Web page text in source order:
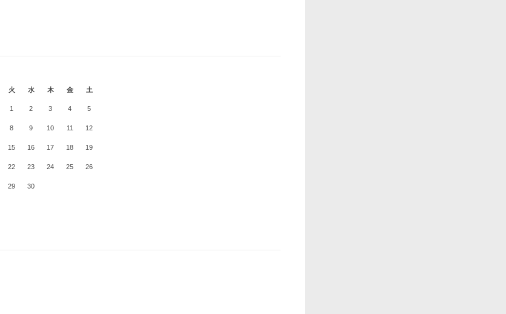
火 水 木 金 土
1 2 3 4 5
8 9 10 11 12
15 16 17 18 19
22 23 24 25 26
29 30